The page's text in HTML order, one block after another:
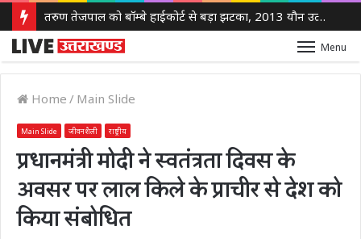
तरुण तेजपाल को बॉम्बे हाईकोर्ट से बड़ा झटका, 2013 यौन उत्पीड़न मामले में दोषी करार
Menu
Home / Main Slide
Main Slide जीवनशैली राष्ट्रीय
प्रधानमंत्री मोदी ने स्वतंत्रता दिवस के
अवसर पर लाल किले के प्राचीर से देश को
किया संबोधित